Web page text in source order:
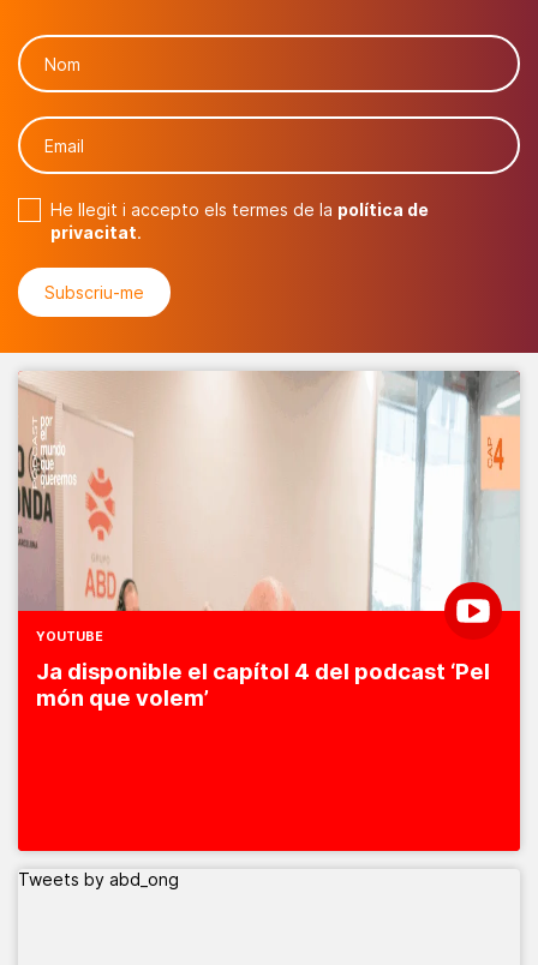
He llegit i accepto els termes de la política de
privacitat.
YOUTUBE
Ja disponible el capítol 4 del podcast ‘Pel
món que volem’
Tweets by abd_ong